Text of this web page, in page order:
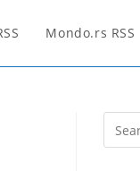
Mondo.rs RSS